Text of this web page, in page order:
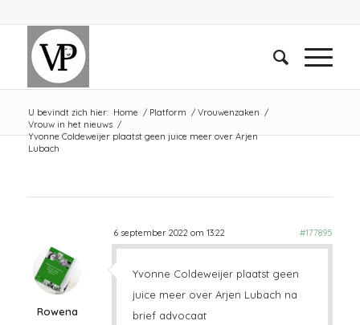
U bevindt zich hier: Home / Platform / Vrouwenzaken /
Vrouw in het nieuws /
Yvonne Coldeweijer plaatst geen juice meer over Arjen
Lubach
6 september 2022 om 13:22 #177895
Rowena
Yvonne Coldeweijer plaatst geen
juice meer over Arjen Lubach na
brief advocaat